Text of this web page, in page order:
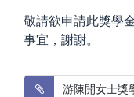
敬請欲申請此獎學
事宜，謝謝。
游陳開女士獎